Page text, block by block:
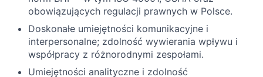
obowiązujących regulacji prawnych w Polsce.
Doskonałe umiejętności komunikacyjne i
interpersonalne; zdolność wywierania wpływu i
współpracy z różnorodnymi zespołami.
Umiejętności analityczne i zdolność